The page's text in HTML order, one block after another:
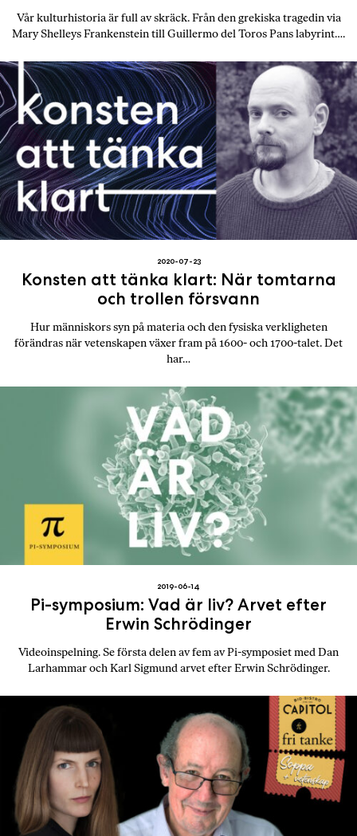
Vår kulturhistoria är full av skräck. Från den grekiska tragedin via
Mary Shelleys Frankenstein till Guillermo del Toros Pans labyrint….
Konsten att tänka klart: När tomtarna
och trollen försvann
2020-07-23
Hur människors syn på materia och den fysiska verkligheten
förändras när vetenskapen växer fram på 1600- och 1700-talet. Det
har…
Pi-symposium: Vad är liv? Arvet efter
Erwin Schrödinger
2019-06-14
Videoinspelning. Se första delen av fem av Pi-symposiet med Dan
Larhammar och Karl Sigmund arvet efter Erwin Schrödinger.